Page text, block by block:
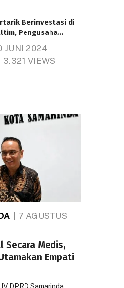
Berinvestasi di
Pengusaha
Hektare
JUNI 2024
3,321 VIEWS
7 AGUSTUS
Secara Medis,
Empati
DPRD Samarinda